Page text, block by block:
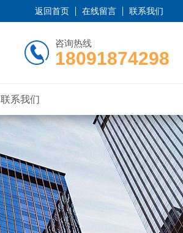
返回首页 在线留言 联系我们
咨询热线
18091874298
联系我们